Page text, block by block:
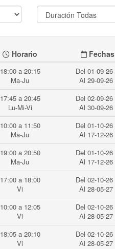
Horario Fechas
18:00 a 20:15
Ma-Ju
Del 01-09-26
Al 29-09-26
17:45 a 20:45
Lu-Mi-Vi
Del 02-09-26
Al 30-09-26
10:00 a 11:50
Ma-Ju
Del 01-10-26
Al 17-12-26
19:00 a 20:50
Ma-Ju
Del 01-10-26
Al 17-12-26
17:00 a 18:00
Vi
Del 02-10-26
Al 28-05-27
10:00 a 12:05
Vi
Del 02-10-26
Al 28-05-27
18:05 a 20:10
Vi
Del 02-10-26
Al 28-05-27